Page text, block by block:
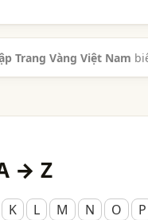
Trang Vàng Việt Nam
→ Z
K L M N O P